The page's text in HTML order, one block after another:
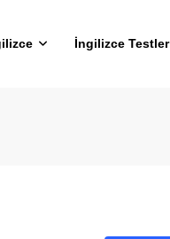
İngilizce Testler